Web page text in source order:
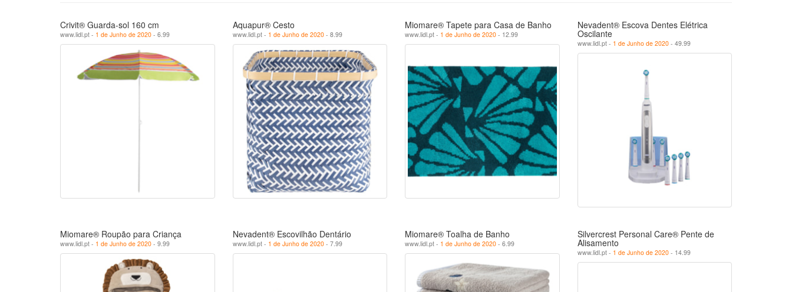
Crivit® Guarda-sol 160 cm
www.lidl.pt - 1 de Junho de 2020 - 6.99
Aquapur® Cesto
www.lidl.pt - 1 de Junho de 2020- 8.99
Miomare® Tapete para Casa de Banho
www.lidl.pt - 1 de Junho de 2020 - 12.99
Nevadent® Escova Dentes Elétrica
Oscilante
www.lidl.pt - 1 de Junho de 2020- 49.99
Miomare® Roupão para Criança
www.lidl.pt - 1 de Junho de 2020 - 9.99
Nevadent® Escovilhão Dentário
www.lidl.pt - 1 de Junho de 2020- 7.99
Miomare® Toalha de Banho
www.lidl.pt - 1 de Junho de 2020 - 6.99
Silvercrest Personal Care® Pente de
Alisamento
www.lidl.pt - 1 de Junho de 2020- 14.99